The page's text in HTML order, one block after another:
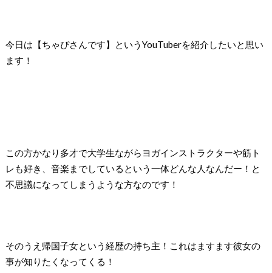
今日は【ちゃぴさんです】というYouTuberを紹介したいと思い
ます！
この方かなり多才で大学生ながらヨガインストラクターや筋ト
レも好き、音楽までしているという一体どんな人なんだー！と
不思議になってしまうような方なのです！
そのうえ帰国子女という経歴の持ち主！ これはますます彼女の
事が知りたくなってくる！